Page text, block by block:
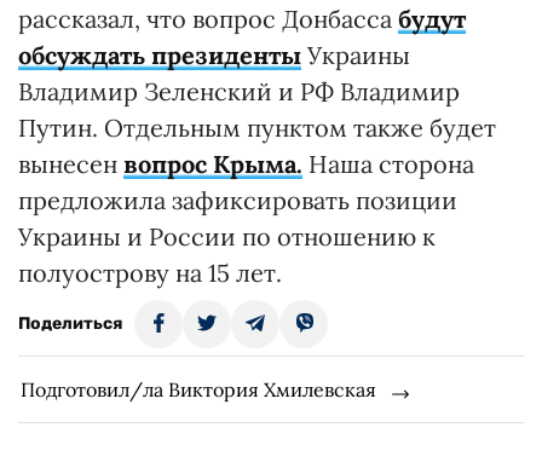
рассказал, что вопрос Донбасса будут
обсуждать президенты Украины
Владимир Зеленский и РФ Владимир
Путин. Отдельным пунктом также будет
вынесен вопрос Крыма. Наша сторона
предложила зафиксировать позиции
Украины и России по отношению к
полуострову на 15 лет.
Поделиться
Подготовил/ла Виктория Хмилевская